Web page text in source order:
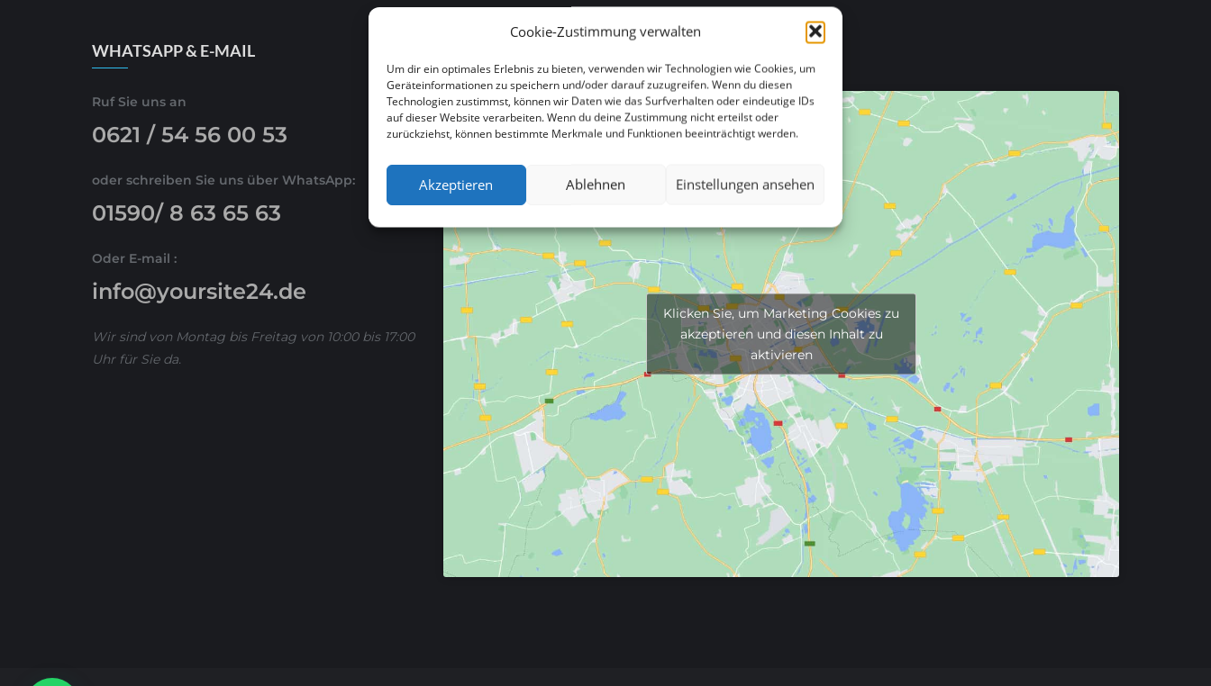
Cookie-Zustimmung verwalten
Um dir ein optimales Erlebnis zu bieten, verwenden wir Technologien wie Cookies, um
Geräteinformationen zu speichern und/oder darauf zuzugreifen. Wenn du diesen
Technologien zustimmst, können wir Daten wie das Surfverhalten oder eindeutige IDs
auf dieser Website verarbeiten. Wenn du deine Zustimmung nicht erteilst oder
zurückziehst, können bestimmte Merkmale und Funktionen beeinträchtigt werden.
Akzeptieren Ablehnen Einstellungen ansehen
WHATSAPP & E-MAIL
Ruf Sie uns an
0621 / 54 56 00 53
oder schreiben Sie uns über WhatsApp:
01590/ 8 63 65 63
Oder E-mail :
info@yoursite24.de
Wir sind von Montag bis Freitag von 10:00 bis 17:00
Uhr für Sie da.
Klicken Sie, um Marketing Cookies zu
akzeptieren und diesen Inhalt zu
aktivieren